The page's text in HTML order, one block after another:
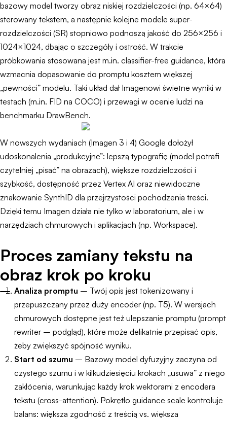
bazowy model tworzy obraz niskiej rozdzielczości (np. 64×64)
sterowany tekstem, a następnie kolejne modele super-
rozdzielczości (SR) stopniowo podnoszą jakość do 256×256 i
1024×1024, dbając o szczegóły i ostrość. W trakcie
próbkowania stosowana jest m.in. classifier-free guidance, która
wzmacnia dopasowanie do promptu kosztem większej
„pewności” modelu. Taki układ dał Imagenowi świetne wyniki w
testach (m.in. FID na COCO) i przewagi w ocenie ludzi na
benchmarku DrawBench.
W nowszych wydaniach (Imagen 3 i 4) Google dołożył
udoskonalenia „produkcyjne”: lepszą typografię (model potrafi
czytelniej „pisać” na obrazach), większe rozdzielczości i
szybkość, dostępność przez Vertex AI oraz niewidoczne
znakowanie SynthID dla przejrzystości pochodzenia treści.
Dzięki temu Imagen działa nie tylko w laboratorium, ale i w
narzędziach chmurowych i aplikacjach (np. Workspace).
Proces zamiany tekstu na
obraz krok po kroku
Analiza promptu – Twój opis jest tokenizowany i
przepuszczany przez duży encoder (np. T5). W wersjach
chmurowych dostępne jest też ulepszanie promptu (prompt
rewriter – podgląd), które może delikatnie przepisać opis,
żeby zwiększyć spójność wyniku.
Start od szumu – Bazowy model dyfuzyjny zaczyna od
czystego szumu i w kilkudziesięciu krokach „usuwa” z niego
zakłócenia, warunkując każdy krok wektorami z encodera
tekstu (cross-attention). Pokrętło guidance scale kontroluje
balans: większa zgodność z treścią vs. większa